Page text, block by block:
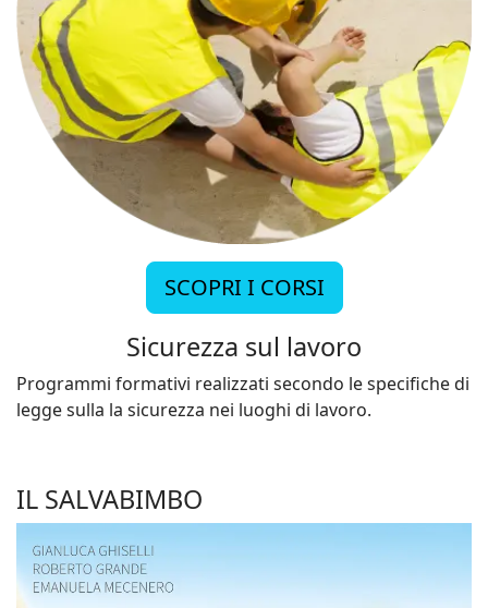
SCOPRI I CORSI
Sicurezza sul lavoro
Programmi formativi realizzati secondo le specifiche di
legge sulla la sicurezza nei luoghi di lavoro.
IL SALVABIMBO